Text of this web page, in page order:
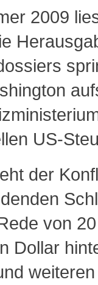
2009
US-
der
von
Dollar